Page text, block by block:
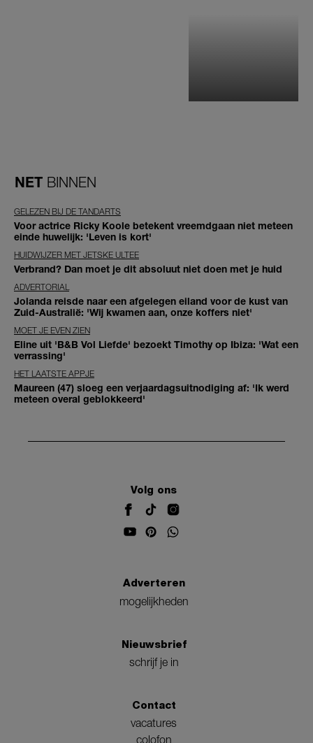
NET BINNEN
GELEZEN BIJ DE TANDARTS
Voor actrice Ricky Koole betekent vreemdgaan niet meteen
einde huwelijk: 'Leven is kort'
HUIDWIJZER MET JETSKE ULTEE
Verbrand? Dan moet je dit absoluut niet doen met je huid
ADVERTORIAL
Jolanda reisde naar een afgelegen eiland voor de kust van
Zuid-Australië: 'Wij kwamen aan, onze koffers niet'
MOET JE EVEN ZIEN
Eline uit 'B&B Vol Liefde' bezoekt Timothy op Ibiza: 'Wat een
verrassing'
HET LAATSTE APPJE
Maureen (47) sloeg een verjaardagsuitnodiging af: 'Ik werd
meteen overal geblokkeerd'
Volg ons
Adverteren
mogelijkheden
Nieuwsbrief
schrijf je in
Contact
vacatures
colofon